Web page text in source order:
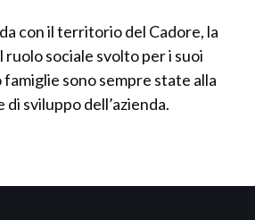
con il territorio del Cadore, la
ruolo sociale svolto per i suoi
sono sempre state alla
sviluppo dell’azienda.